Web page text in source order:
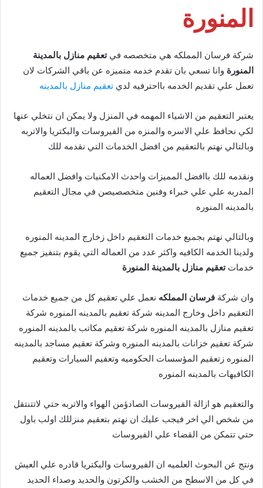
المنورة
شركة فرسان المملكه هي متخصصه في تعقيم منازل بالمدينة
المنورة وانا تسعي بان تقدم خدمه متميزه عن باقي الشركات لان
تعمل علي تقديم الخدمه بااحترفيه لدي تعقيم منازل بالمدينه
يعتبر التعقيم من الاشياء المهمه في المنزل ولا يمكن ان نتخلي عنها
لكي نحافظ علي الاسره والمنزه من الفيروسات والبكتريا والاتربه
وبالتالي نهتم بالتعقيم من افضل الخدمات التي نقدمه للك
ونقدمه للك باافضل المميزات واحدث الامكنيات وافضل العماله
المدربه علي علي خبراء وفنين متخصصيصن في مجال التعقيم
بالمدينه المنوره
وبالتالي نهتم بجميع خدمات التعقيم داخل زخارج المدينه المنوره
ولدينا الخدمه الكافيه واكثر عدد من العماله التي يقوم بتنفيز جميع
خدماتتعقيم منازل بالمدينة المنورة
وان شركة فرسان المملكه نعمل علي تعقيم كل من جميع خدمات
التعقيم داخل وخارج المدينه شركة تعقيم بالمدينه المنوره شركة
تعقيم منازل بالمدينه المنوره شركة تعقيم مكاتب بالمدينه المنوره
شركة تعقيم خزانات بالمدينه المنوره وشركة تعقيم مساجد بالمدينه
المنوره زتعقيم المؤسسات الحكوميه وتعفيم السيارات وتعقيم
الكافيهات بالمدينه المنوره
والتعقيم هو ازالة الفيروسات الصادؤمن الهواء والاتربه حتي لاتتنتقل
من شخص الي اخر فيجب عليك ان نهتم بتعقيم منزللك اولب باول
حتي تتمكن من القضاء علي الفيروسات
ونتج عن البحوث العلميه ان الفيروسات والبكتريا قادره علي العيش
في كل من الاسطح من الخشب والكرتون والحديد وصداء الحديد